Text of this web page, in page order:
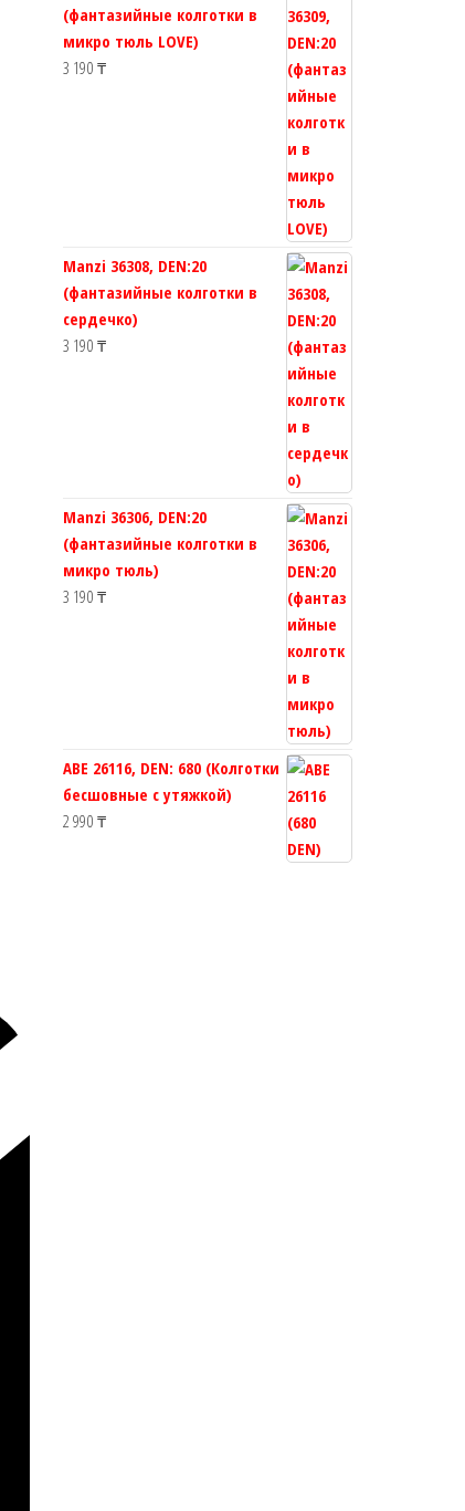
(фантазийные колготки в
микро тюль LOVE)
3 190 ₸
Manzi 36308, DEN:20
(фантазийные колготки в
сердечко)
3 190 ₸
Manzi 36306, DEN:20
(фантазийные колготки в
микро тюль)
3 190 ₸
ABE 26116, DEN: 680 (Колготки
бесшовные с утяжкой)
2 990 ₸